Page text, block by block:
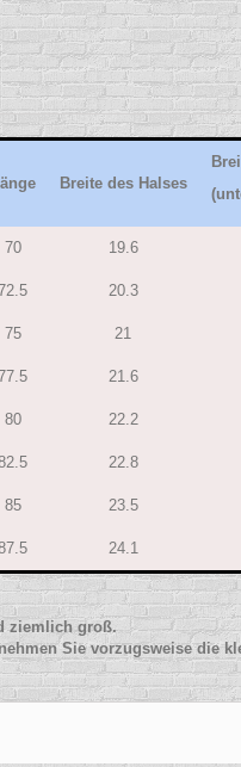
Breite des Halses
70 19.6
20.3
75 21
21.6
80 22.2
22.8
85 23.5
24.1
ziemlich groß.
Sie vorzugsweise die